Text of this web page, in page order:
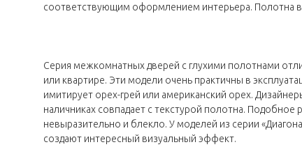
соответствующим оформлением интерьера. Полотна
Серия межкомнатных дверей с глухими полотнами
или квартире. Эти модели очень практичны в
имитирует орех-грей или американский орех.
наличниках совпадает с текстурой полотна.
невыразительно и блекло. У моделей из серии
создают интересный визуальный эффект.